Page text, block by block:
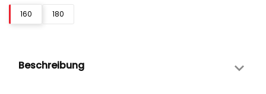
160 180
Beschreibung